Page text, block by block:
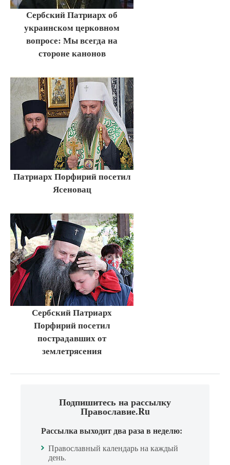
Сербский Патриарх об
украинском церковном
вопросе: Мы всегда на
стороне канонов
Патриарх Порфирий посетил
Ясеновац
Сербский Патриарх
Порфирий посетил
пострадавших от
землетрясения
Подпишитесь на рассылку
Православие.Ru
Рассылка выходит два раза в неделю:
Православный календарь на каждый
день.